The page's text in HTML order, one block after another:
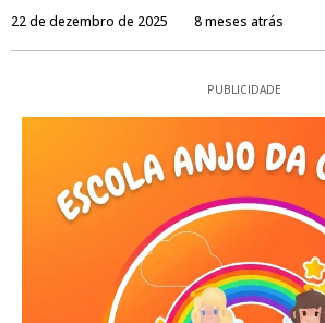
22 de dezembro de 2025 8 meses atrás
PUBLICIDADE